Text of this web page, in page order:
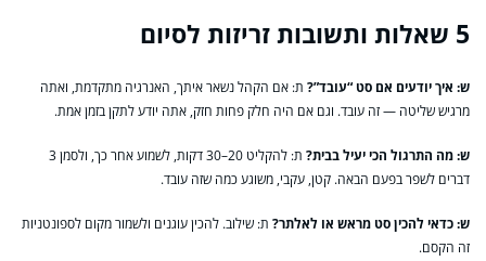
5 שאלות ותשובות זריזות לסיום
ש: איך יודעים אם סט “עובד”? ת: אם הקהל נשאר איתך, האנרגיה מתקדמת, ואתה
מרגיש שליטה — זה עובד. וגם אם היה חלק פחות חזק, אתה יודע לתקן בזמן אמת.
ש: מה התרגול הכי יעיל בבית?
ת: להקליט 20–30 דקות, לשמוע אחר כך, ולסמן 3
דברים לשפר בפעם הבאה. קטן, עקבי, משוגע כמה שזה עובד.
ש: כדאי להכין סט מראש או לאלתר? ת: שילוב. להכין עוגנים ולשמור מקום לספונטניות
זה הקסם.